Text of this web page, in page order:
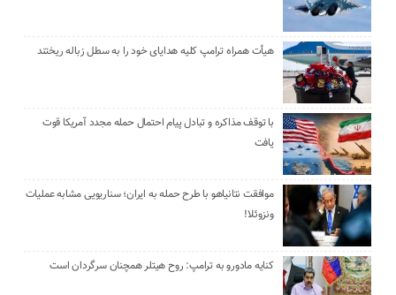
هیأت همراه ترامپ کلیه هدایای خود را به سطل زباله ریختند
با توقف مذاکره و تبادل پیام احتمال حمله مجدد آمریکا قوت
یافت
موافقت نتانیاهو با طرح حمله به ایران؛ سناریویی مشابه عملیات
ونزوئلا!
کنایه مادورو به ترامپ: روح هیتلر همچنان سرگردان است